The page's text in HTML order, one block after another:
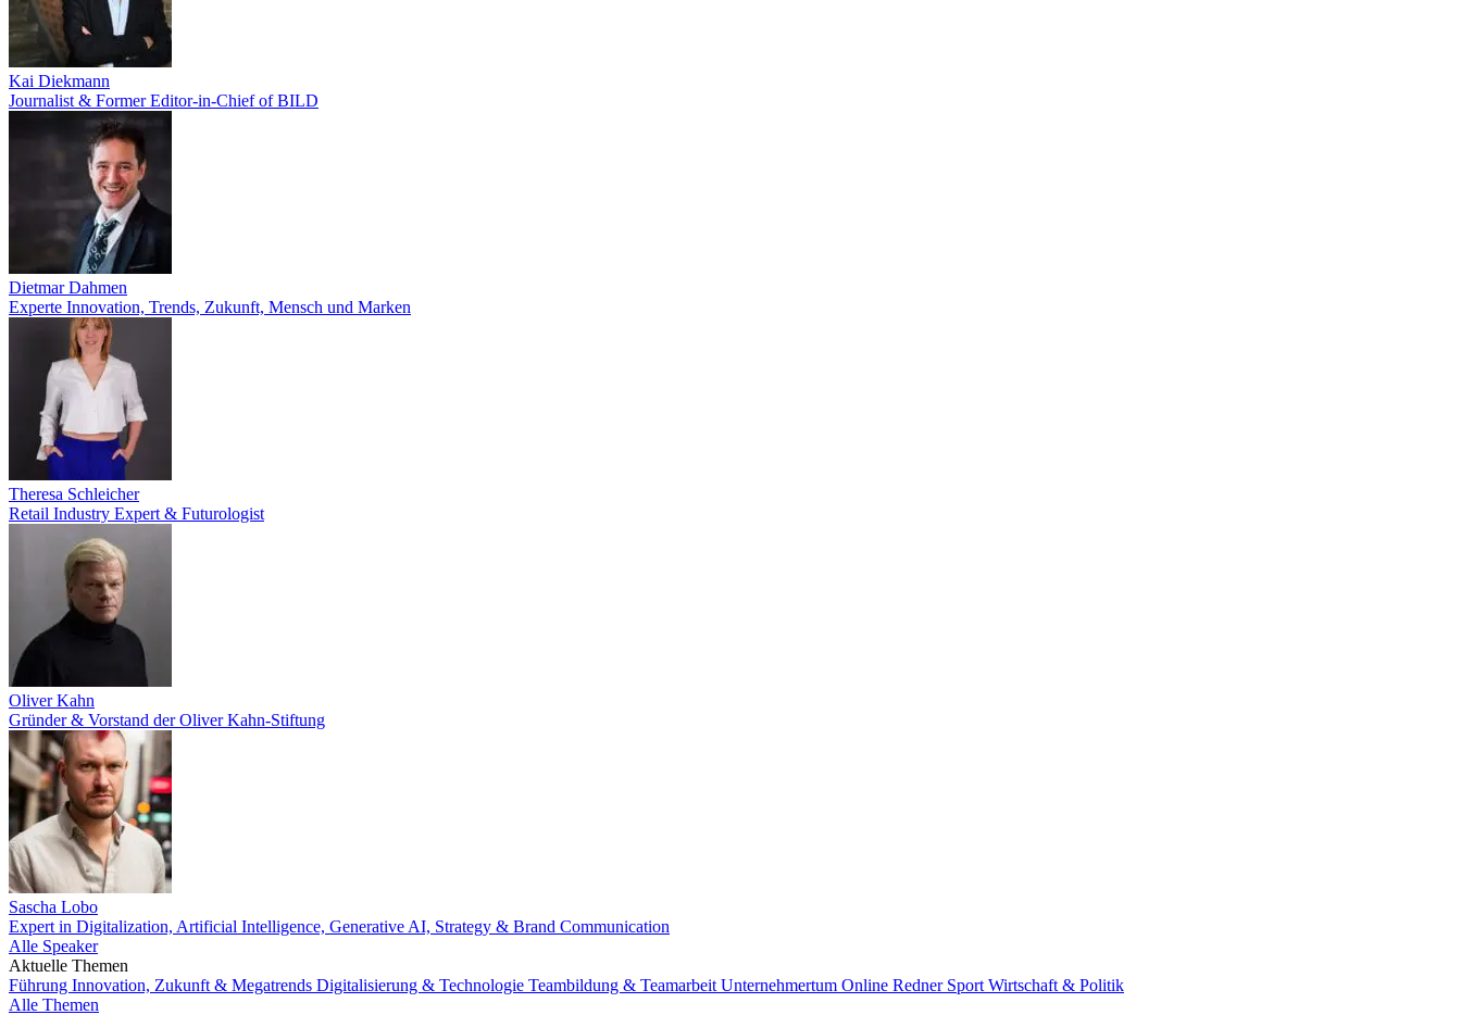
Kai Diekmann
Journalist & Former Editor-in-Chief of BILD
Dietmar Dahmen
Experte Innovation, Trends, Zukunft, Mensch und Marken
Theresa Schleicher
Retail Industry Expert & Futurologist
Oliver Kahn
Gründer & Vorstand der Oliver Kahn-Stiftung
Sascha Lobo
Expert in Digitalization, Artificial Intelligence, Generative AI, Strategy & Brand Communication
Alle Speaker
Aktuelle Themen
Führung Innovation, Zukunft & Megatrends Digitalisierung & Technologie Teambildung & Teamarbeit Unternehmertum Online Redner Sport Wirtschaft & Politik
Alle Themen